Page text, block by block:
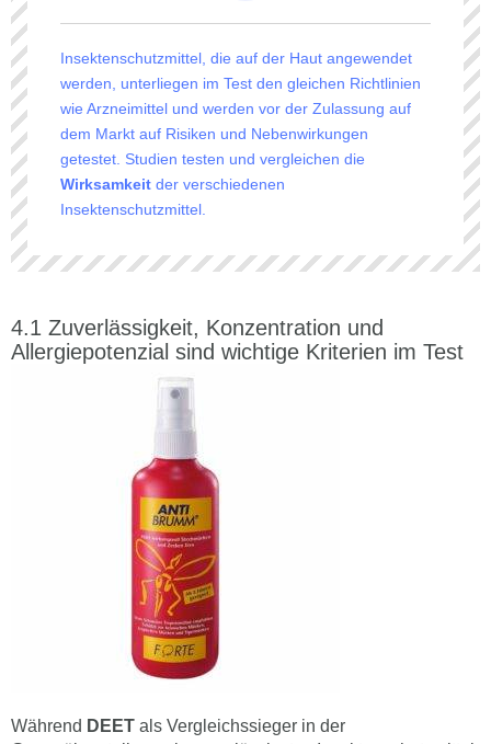
Insektenschutzmittel, die auf der Haut angewendet
werden, unterliegen im Test den gleichen Richtlinien
wie Arzneimittel und werden vor der Zulassung auf
dem Markt auf Risiken und Nebenwirkungen
getestet. Studien testen und vergleichen die
Wirksamkeit der verschiedenen
Insektenschutzmittel.
Zuverlässigkeit, Konzentration und
Allergiepotenzial sind wichtige Kriterien im Test
Während DEET als Vergleichssieger in der